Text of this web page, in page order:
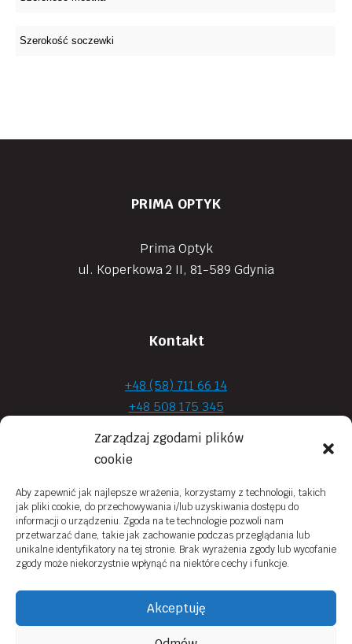
Zarządzaj zgodami plików
cookie
Aby zapewnić jak najlepsze wrażenia, korzystamy z technologii, takich
jak pliki cookie, do przechowywania i/lub uzyskiwania dostępu do
informacji o urządzeniu. Zgoda na te technologie pozwoli nam
przetwarzać dane, takie jak zachowanie podczas przeglądania lub
unikalne identyfikatory na tej stronie. Brak wyrażenia zgody lub wycofanie
zgody może niekorzystnie wpłynąć na niektóre cechy i funkcje.
Akceptuję
PRIMA OPTYK
Prima Optyk
ul. Koperkowa 2 II, 81-589 Gdynia
Kontakt
+48 (58) 711 66 14
+48 508 175 345
+48 720 870 590
prima.optyk@gmail.com
Moje konto
Obowiązek Informacyjny
Polityka prywatności
Regulamin sklepu online